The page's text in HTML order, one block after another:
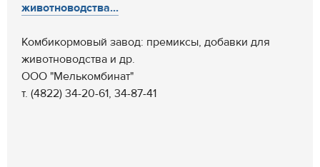
животноводства...
Комбикормовый завод: премиксы, добавки для
животноводства и др.
ООО "Мелькомбинат"
т. (4822) 34-20-61, 34-87-41